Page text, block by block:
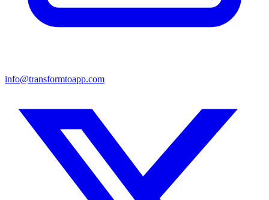
info@transformtoapp.com